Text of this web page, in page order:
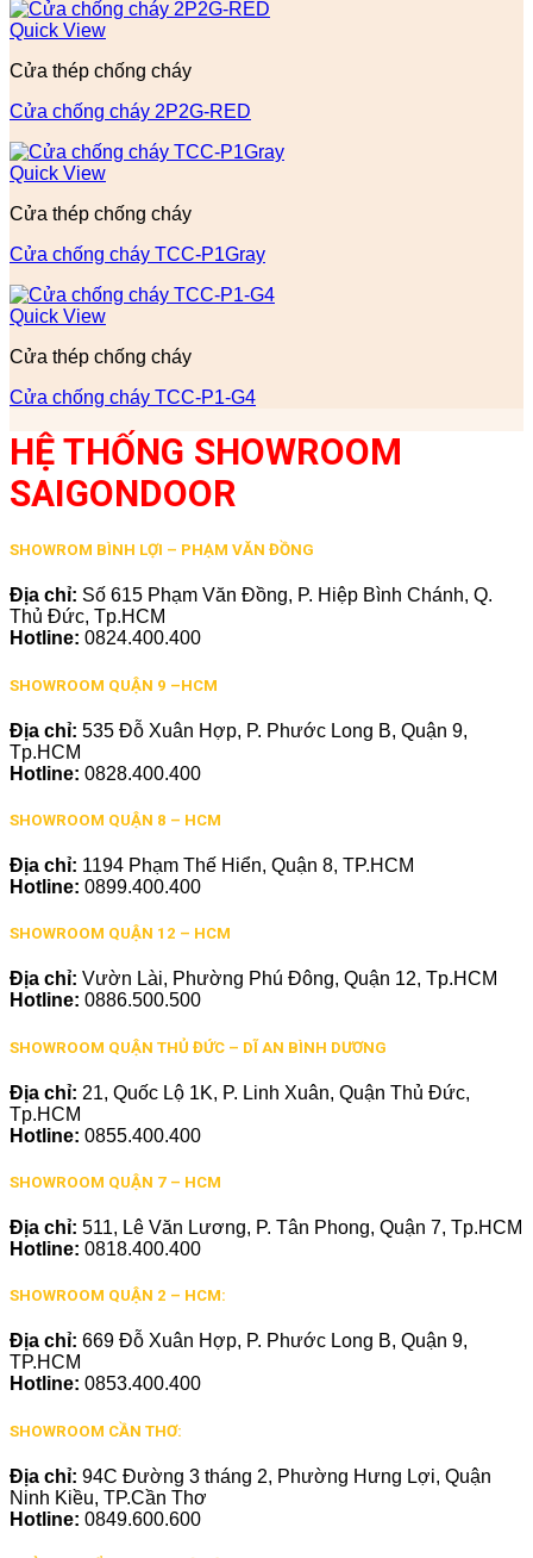
Quick View
Cửa thép chống cháy
Cửa chống cháy 2P2G-RED
Quick View
Cửa thép chống cháy
Cửa chống cháy TCC-P1Gray
Quick View
Cửa thép chống cháy
Cửa chống cháy TCC-P1-G4
HỆ THỐNG SHOWROOM
SAIGONDOOR
SHOWROM BÌNH LỢI – PHẠM VĂN ĐỒNG
Địa chỉ: Số 615 Phạm Văn Đồng, P. Hiệp Bình Chánh, Q.
Thủ Đức, Tp.HCM
Hotline: 0824.400.400
SHOWROOM QUẬN 9 –HCM
Địa chỉ: 535 Đỗ Xuân Hợp, P. Phước Long B, Quận 9,
Tp.HCM
Hotline: 0828.400.400
SHOWROOM QUẬN 8 – HCM
Địa chỉ: 1194 Phạm Thế Hiển, Quận 8, TP.HCM
Hotline: 0899.400.400
SHOWROOM QUẬN 12 – HCM
Địa chỉ: Vườn Lài, Phường Phú Đông, Quận 12, Tp.HCM
Hotline: 0886.500.500
SHOWROOM QUẬN THỦ ĐỨC – DĨ AN BÌNH DƯƠNG
Địa chỉ: 21, Quốc Lộ 1K, P. Linh Xuân, Quận Thủ Đức,
Tp.HCM
Hotline: 0855.400.400
SHOWROOM QUẬN 7 – HCM
Địa chỉ: 511, Lê Văn Lương, P. Tân Phong, Quận 7, Tp.HCM
Hotline: 0818.400.400
SHOWROOM QUẬN 2 – HCM:
Địa chỉ: 669 Đỗ Xuân Hợp, P. Phước Long B, Quận 9,
TP.HCM
Hotline: 0853.400.400
SHOWROOM CẦN THƠ:
Địa chỉ: 94C Đường 3 tháng 2, Phường Hưng Lợi, Quận
Ninh Kiều, TP.Cần Thơ
Hotline: 0849.600.600